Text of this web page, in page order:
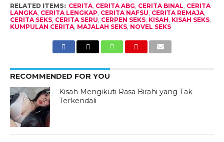
RELATED ITEMS: CERITA, CERITA ABG, CERITA BINAL, CERITA
LANGKA, CERITA LENGKAP, CERITA NAFSU, CERITA REMAJA,
CERITA SEKS, CERITA SERU, CERPEN SEKS, KISAH, KISAH SEKS,
KUMPULAN CERITA, MAJALAH SEKS, NOVEL SEKS
RECOMMENDED FOR YOU
Kisah Mengikuti Rasa Birahi yang Tak
Terkendali